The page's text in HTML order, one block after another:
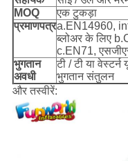
MOQ
एक टुकड़ा
प्रमाणपत्रa.EN14960,
ब्लोअर के लिए
c.EN71,
भुगतान
अवधी
टी / टी या
भुगतान संतुलन
और तस्वीरें: